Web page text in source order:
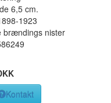
6,5 cm.
1923
brændings nister
Kontakt